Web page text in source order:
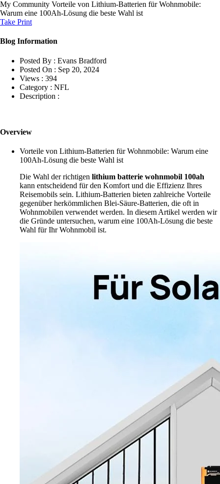
My Community Vorteile von Lithium-Batterien für Wohnmobile:
Warum eine 100Ah-Lösung die beste Wahl ist
Take Print
Blog Information
Posted By : Evans Bradford
Posted On : Sep 20, 2024
Views : 394
Category : NFL
Description :
Overview
Vorteile von Lithium-Batterien für Wohnmobile: Warum eine
100Ah-Lösung die beste Wahl ist
Die Wahl der richtigen lithium batterie wohnmobil 100ah
kann entscheidend für den Komfort und die Effizienz Ihres
Reisemobils sein. Lithium-Batterien bieten zahlreiche Vorteile
gegenüber herkömmlichen Blei-Säure-Batterien, die oft in
Wohnmobilen verwendet werden. In diesem Artikel werden wir
die Gründe untersuchen, warum eine 100Ah-Lösung die beste
Wahl für Ihr Wohnmobil ist.